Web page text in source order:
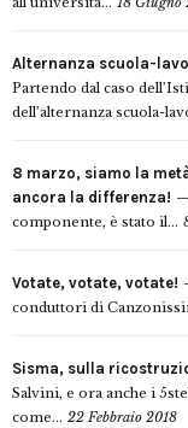
Alternanza scuola-
Partendo dal caso
dell’alternanza scuola-
8 marzo, siamo la
ancora la differenza!
componente, è stato il...
Votate, votate, votate!
conduttori di
Sisma, sulla
Salvini, e ora anche i
come... 22 Febbraio 2018